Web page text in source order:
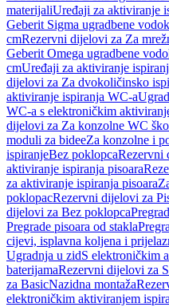
materijaliUređaji za aktiviranje
Geberit Sigma ugradbene
cmRezervni dijelovi za Za
Geberit Omega ugradbene
cmUređaji za aktiviranje
dijelovi za Za dvokoličinsko
aktiviranje ispiranja WC-a
WC-a s elektroničkim
dijelovi za Za konzolne WC
moduli za bideeZa konzolne i
ispiranjeBez poklopcaRezervni
aktiviranje ispiranja pisoara
za aktiviranje ispiranja pisoara
poklopacRezervni dijelovi za
dijelovi za Bez poklopca
Pregrade pisoara od stakla
cijevi, isplavna koljena i
Ugradnja u zidS elektroničkim
baterijamaRezervni dijelovi za
za BasicNazidna montaža
elektroničkim aktiviranjem